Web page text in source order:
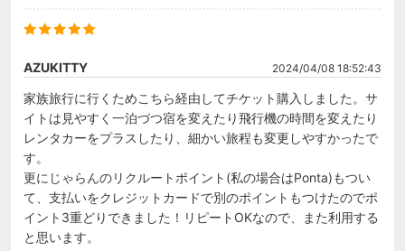
AZUKITTY 2024/04/08 18:52:43
家族旅行に行くためこちら経由してチケット購入しました。サ
イトは見やすく一泊づつ宿を変えたり飛行機の時間を変えたり
レンタカーをプラスしたり、細かい旅程も変更しやすかったで
す。
更にじゃらんのリクルートポイント(私の場合はPonta)もつい
て、支払いをクレジットカードで別のポイントもつけたのでポ
イント3重どりできました！リピートOKなので、また利用する
と思います。